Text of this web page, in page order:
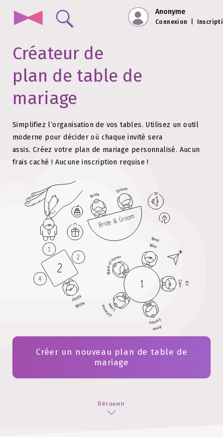
Anonyme
Connexion
Créateur de
plan de table de
mariage
Simplifiez l’organisation de vos tables. Utilisez un outil
moderne pour décider où chaque invité sera
assis. Créez votre plan de mariage personnalisé. Aucun
frais caché ! Aucune inscription requise !
Créer un nouveau plan de table de
mariage
Découvrir